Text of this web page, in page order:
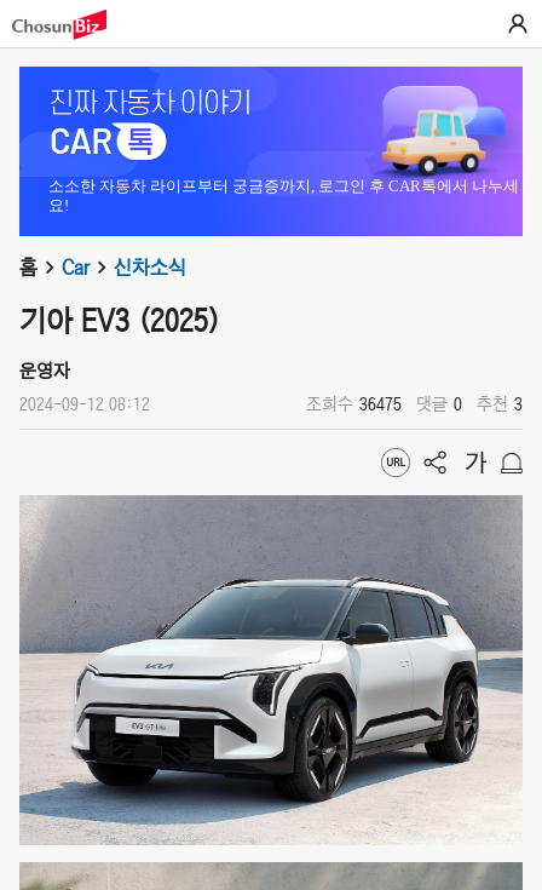
소소한 자동차 라이프부터 궁금증까지, 로그인 후 CAR톡에서 나누세
요!
홈 Car 신차소식
기아 EV3 (2025)
운영자
2024-09-12 08:12 조회수 36475 댓글 0 추천 3